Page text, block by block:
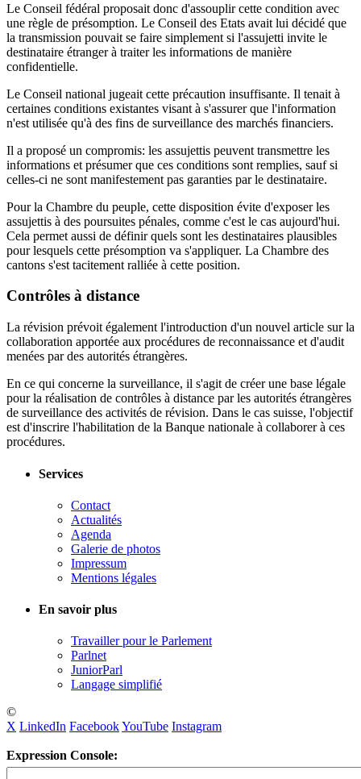
Le Conseil fédéral proposait donc d'assouplir cette condition avec
une règle de présomption. Le Conseil des Etats avait lui décidé que
la transmission pouvait se faire simplement si l'assujetti invite le
destinataire étranger à traiter les informations de manière
confidentielle.
Le Conseil national jugeait cette précaution insuffisante. Il tenait à
certaines conditions existantes visant à s'assurer que l'information
n'est utilisée qu'à des fins de surveillance des marchés financiers.
Il a proposé un compromis: les assujettis peuvent transmettre les
informations et présumer que ces conditions sont remplies, sauf si
celles-ci ne sont manifestement pas garanties par le destinataire.
Pour la Chambre du peuple, cette disposition évite d'exposer les
assujettis à des poursuites pénales, comme c'est le cas aujourd'hui.
Cela permet aussi de définir quels sont les destinataires plausibles
pour lesquels cette présomption va s'appliquer. La Chambre des
cantons s'est tacitement ralliée à cette position.
Contrôles à distance
La révision prévoit également l'introduction d'un nouvel article sur la
collaboration apportée aux procédures de reconnaissance et d'audit
menées par des autorités étrangères.
En ce qui concerne la surveillance, il s'agit de créer une base légale
pour la réalisation de contrôles à distance par les autorités étrangères
de surveillance des activités de révision. Dans le cas suisse, l'objectif
est d'inscrire l'habilitation de la Banque nationale à collaborer à ces
procédures.
Services
Contact
Actualités
Agenda
Galerie de photos
Impressum
Mentions légales
En savoir plus
Travailler pour le Parlement
Parlnet
JuniorParl
Langage simplifié
©
X LinkedIn FacebookYouTube Instagram
Expression Console: